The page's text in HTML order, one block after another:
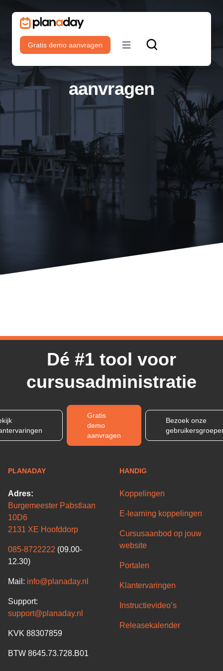
Gratis demo aanvragen
Open main menu
aanvragen
Dé #1 tool voor
cursusadministratie
Gratis
demo
aanvragen
Bezoek onze
PLANADAY
Adres:
Burgemeester Pabstlaan
10D6
2131 XE Hoofddorp
085-8722222 (09.00-
12.30)
Mail: info@planaday.nl
Support:
support@planaday.nl
KVK 88307859
BTW 8645.73.728.B01
HANDIG
Koppelingen
E-learning koppelingen
Cursusaanbod op jouw
website
Portalen
Klantervaringen
Instructievideo’s
Releasekalender